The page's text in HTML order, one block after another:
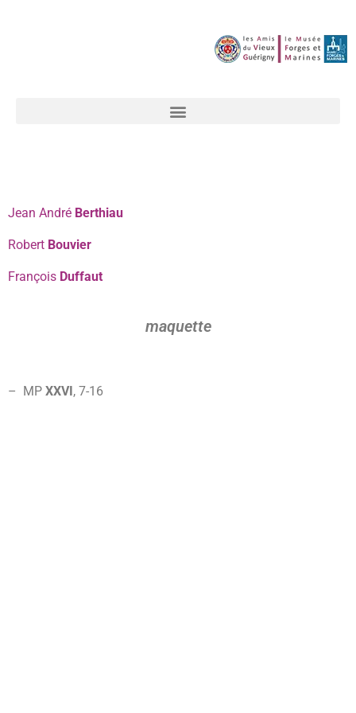
Jean André Berthiau
Robert Bouvier
François Duffaut
maquette
– MP XXVI, 7-16